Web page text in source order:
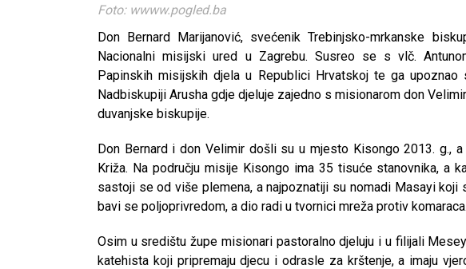
Foto: wwww.pogled.ba
Don Bernard Marijanović, svećenik Trebinjsko-mrkanske
Nacionalni misijski ured u Zagrebu. Susreo se s vlč.
Papinskih misijskih djela u Republici Hrvatskoj te ga
Nadbiskupiji Arusha gdje djeluje zajedno s misionarom don
duvanjske biskupije.
Don Bernard i don Velimir došli su u mjesto Kisongo 2013. g.,
Križa. Na području misije Kisongo ima 35 tisuće stanovnika, a
sastoji se od više plemena, a najpoznatiji su nomadi Masayi
bavi se poljoprivredom, a dio radi u tvornici mreža protiv komaraca.
Osim u središtu župe misionari pastoralno djeluju i u filijali
katehista koji pripremaju djecu i odrasle za krštenje, a imaju